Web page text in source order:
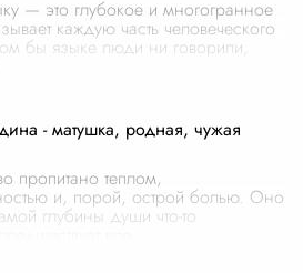
— это глубокое и многогранное
каждую часть человеческого
бы языке люди ни говорили,
- матушка, родная, чужая
пропитано теплом,
и, порой, острой болью. Оно
глубины души что-то